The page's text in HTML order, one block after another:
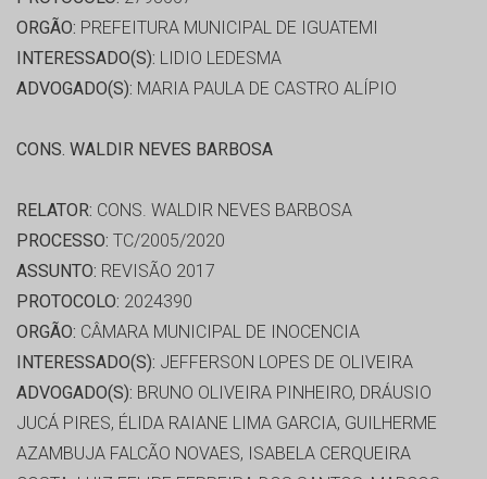
ORGÃO: PREFEITURA MUNICIPAL DE IGUATEMI
INTERESSADO(S): LIDIO LEDESMA
ADVOGADO(S): MARIA PAULA DE CASTRO ALÍPIO
CONS. WALDIR NEVES BARBOSA
RELATOR: CONS. WALDIR NEVES BARBOSA
PROCESSO: TC/2005/2020
ASSUNTO: REVISÃO 2017
PROTOCOLO: 2024390
ORGÃO: CÂMARA MUNICIPAL DE INOCENCIA
INTERESSADO(S): JEFFERSON LOPES DE OLIVEIRA
ADVOGADO(S): BRUNO OLIVEIRA PINHEIRO, DRÁUSIO
JUCÁ PIRES, ÉLIDA RAIANE LIMA GARCIA, GUILHERME
AZAMBUJA FALCÃO NOVAES, ISABELA CERQUEIRA